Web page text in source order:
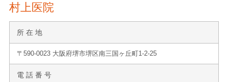
村上医院
所 在 地
〒590-0023 大阪府堺市堺区南三国ヶ丘町1-2-25
電 話 番 号